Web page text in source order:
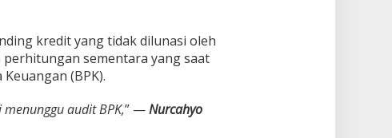
kredit yang tidak dilunasi oleh
sementara yang saat
(BPK).
audit BPK,” —Nurcahyo